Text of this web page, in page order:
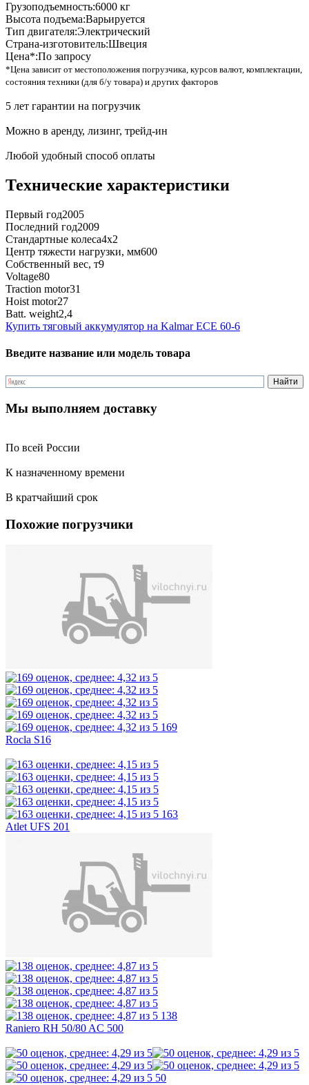
Грузоподъемность:6000 кг
Высота подъема:Варьируется
Тип двигателя:Электрический
Страна-изготовитель:Швеция
Цена*:По запросу
*Цена зависит от местоположения погрузчика, курсов валют, комплектации,
состояния техники (для б/у товара) и других факторов
5 лет гарантии на погрузчик
Можно в аренду, лизинг, трейд-ин
Любой удобный способ оплаты
Технические характеристики
Первый год2005
Последний год2009
Стандартные колеса4x2
Центр тяжести нагрузки, мм600
Собственный вес, т9
Voltage80
Traction motor31
Hoist motor27
Batt. weight2,4
Купить тяговый аккумулятор на Kalmar ECE 60-6
Введите название или модель товара
Мы выполняем доставку
По всей России
К назначенному времени
В кратчайший срок
Похожие погрузчики
169
Rocla S16
163
Atlet UFS 201
138
Raniero RH 50/80 AC 500
50